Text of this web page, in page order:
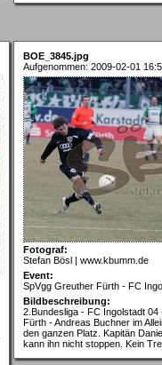
BOE_3845.jpg
Aufgenommen: 2009-02-01
Fotograf:
Stefan Bösl | www.kbumm.de
Event:
SpVgg Greuther Fürth - FC
Bildbeschreibung:
2.Bundesliga - FC Ingolstadt
Fürth - Andreas Buchner im
den ganzen Platz. Kapitän
kann ihn nicht stoppen. Kein